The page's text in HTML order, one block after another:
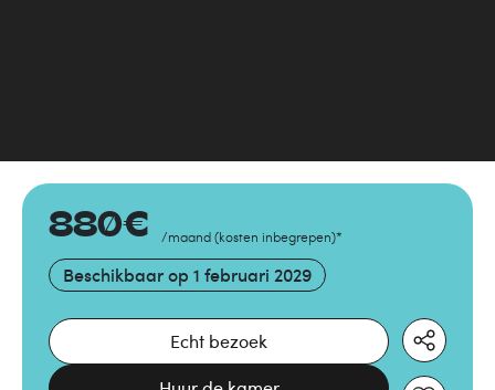
880€ /maand (kosten inbegrepen)*
Beschikbaar op 1 februari 2029
Echt bezoek